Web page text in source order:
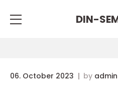
DIN-
06. October 2023 by admin